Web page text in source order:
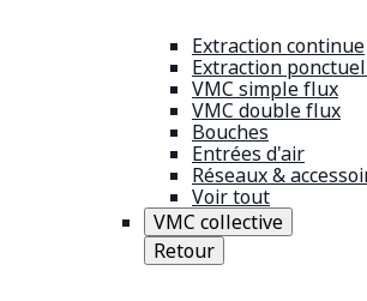
Extraction continue
Extraction
VMC simple flux
VMC double flux
Bouches
Entrées d'air
Réseaux &
Voir tout
VMC collective
Retour